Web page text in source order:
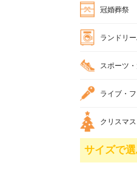
冠婚葬祭
ランドリ
スポーツ
ライブ・
クリスマス
サイズで選